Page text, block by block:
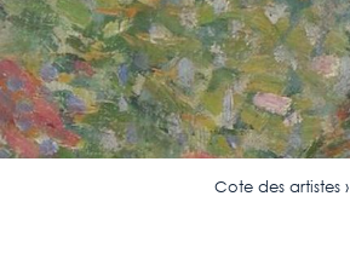
Cote des artistes ›